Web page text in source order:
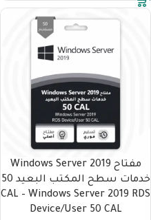
مفتاح Windows Server 2019
خدمات سطح المكتب البعيد 50
CAL – Windows Server 2019 RDS
Device/User 50 CAL